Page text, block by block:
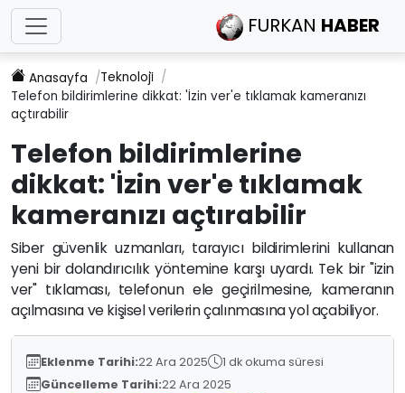
FURKAN HABER
Anasayfa
Teknoloji̇
Telefon bildirimlerine dikkat: 'İzin ver'e tıklamak kameranızı
açtırabilir
Telefon bildirimlerine
dikkat: 'İzin ver'e tıklamak
kameranızı açtırabilir
Siber güvenlik uzmanları, tarayıcı bildirimlerini kullanan
yeni bir dolandırıcılık yöntemine karşı uyardı. Tek bir "izin
ver" tıklaması, telefonun ele geçirilmesine, kameranın
açılmasına ve kişisel verilerin çalınmasına yol açabiliyor.
Eklenme Tarihi:22 Ara 2025
1 dk okuma süresi
Güncelleme Tarihi:22 Ara 2025